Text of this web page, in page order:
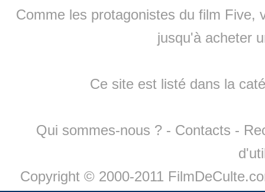
Comme les protagonistes du film Five,
jusqu'à acheter
Ce site est listé dans la
Qui sommes-nous ? - Contacts -
Copyright © 2000-2011